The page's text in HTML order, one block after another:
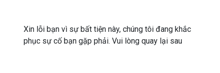
Xin lỗi bạn vì sự bất tiện này, chúng tôi đang khắc
phục sự cố bạn gặp phải. Vui lòng quay lại sau